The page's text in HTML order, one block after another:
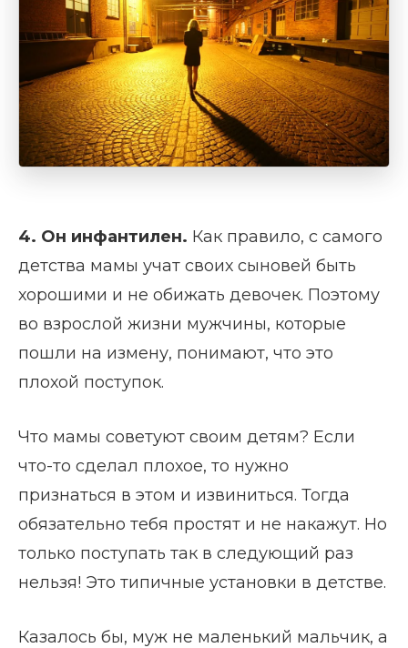
4. Он инфантилен. Как правило, с самого
детства мамы учат своих сыновей быть
хорошими и не обижать девочек. Поэтому
во взрослой жизни мужчины, которые
пошли на измену, понимают, что это
плохой поступок.
Что мамы советуют своим детям? Если
что-то сделал плохое, то нужно
признаться в этом и извиниться. Тогда
обязательно тебя простят и не накажут. Но
только поступать так в следующий раз
нельзя! Это типичные установки в детстве.
Казалось бы, муж не маленький мальчик, а